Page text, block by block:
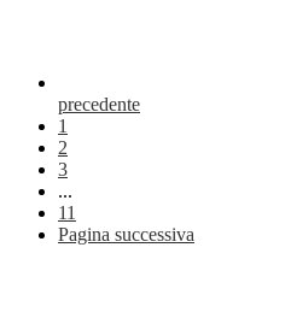
precedente
1
2
3
...
11
Pagina successiva